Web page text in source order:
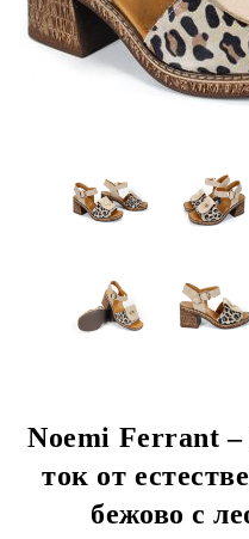
Noemi Ferrant –
ток от
бежово с